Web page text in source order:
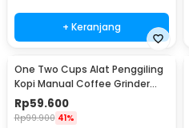
+ Keranjang
One Two Cups Alat Penggiling
Kopi Manual Coffee Grinder
Portable - WFCG9800
Rp59.600
Rp99.900 41%